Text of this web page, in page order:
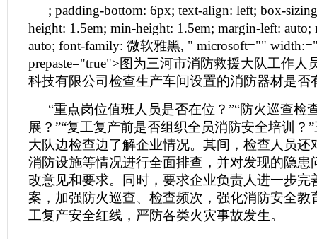
; padding-bottom: 6px; text-align: left; box-
height: 1.5em; min-height: 1.5em; margin-left: auto;
auto; font-family: 微软雅黑, " microsoft=""
prepaste="true">图为三河市消防救援大队工作人
科技有限公司检查生产车间设置的消防器材是否
“重点岗位值班人员是否在位？”“防火巡查检
展？”“复工复产前是否组织全员消防安全培训？
大队边检查边了解企业情况。其间，检查人员还
消防设施等情况进行全面排查，并对发现的隐患
改意见和要求。同时，要求企业负责人进一步完
案，加强防火巡查、检查频次，强化消防安全教
工复产安全红线，严防各类火灾事故发生。